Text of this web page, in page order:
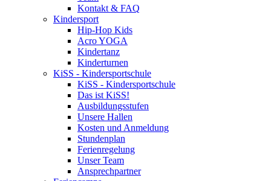
Kontakt & FAQ
Kindersport
Hip-Hop Kids
Acro YOGA
Kindertanz
Kinderturnen
KiSS - Kindersportschule
KiSS - Kindersportschule
Das ist KiSS!
Ausbildungsstufen
Unsere Hallen
Kosten und Anmeldung
Stundenplan
Ferienregelung
Unser Team
Ansprechpartner